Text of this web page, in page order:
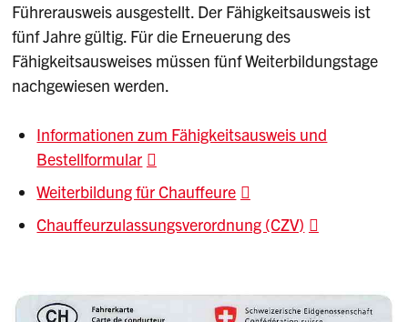
Führerausweis ausgestellt. Der Fähigkeitsausweis ist
fünf Jahre gültig. Für die Erneuerung des
Fähigkeitsausweises müssen fünf Weiterbildungstage
nachgewiesen werden.
Informationen zum Fähigkeitsausweis und
Bestellformular
Weiterbildung für Chauffeure
Chauffeurzulassungsverordnung (CZV)